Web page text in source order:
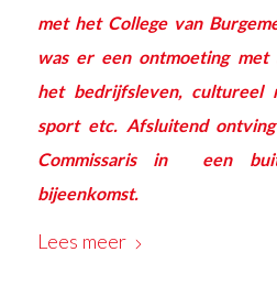
met het College van
was er een ontmoeting met
het bedrijfsleven, cultureel
sport etc. Afsluitend
Commissaris in een
bijeenkomst.
Lees meer